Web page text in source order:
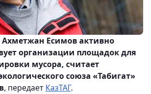
Есимов активно
организации площадок для
мусора, считает
союза «Табигат»
, передает КазТАГ.